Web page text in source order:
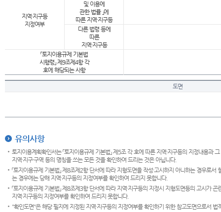
지역·지구등
지정여부
및 이용에
관한 법률 」에
따른 지역·지구등
다른 법령 등에
따른
지역·지구등
「토지이용규제 기본법
시행령」 제9조제4항 각
호에 해당되는 사항
도면
유의사항
토지이용계획확인서는 「토지이용규제 기본법」 제5조 각 호에 따른 지역·지구등의 지정내용
지역·지구·구역 등의 명칭을 쓰는 모든 것을 확인하여 드리는 것은 아닙니다.
「토지이용규제 기본법」 제8조제2항 단서에 따라 지형도면을 작성·고시하지 아니하는 경우로
는 경우에는 당해 지역·지구등의 지정여부를 확인하여 드리지 못합니다.
「토지이용규제 기본법」 제8조제3항 단서에 따라 지역·지구등의 지정시 지형도면등의 고시가
지역·지구등의 지정여부를 확인하여 드리지 못합니다.
"확인도면"은 해당 필지에 지정된 지역·지구등의 지정여부를 확인하기 위한 참고도면으로서